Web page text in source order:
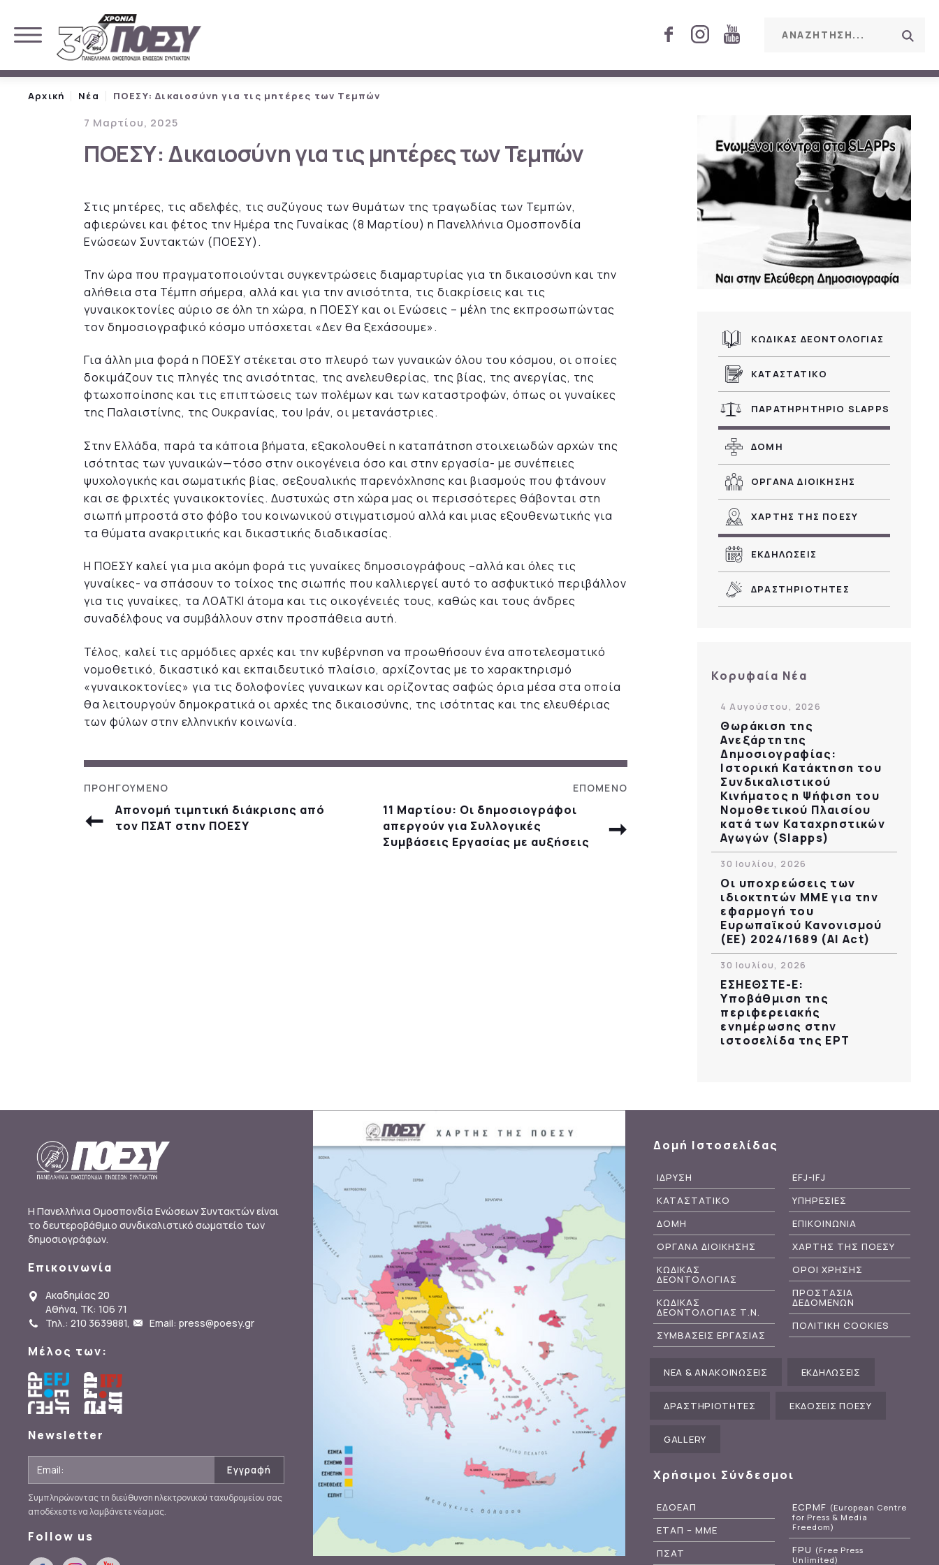
Αρχική Νέα ΠΟΕΣΥ: Δικαιοσύνη για τις μητέρες των Τεμπών
7 Μαρτίου, 2025
ΠΟΕΣΥ: Δικαιοσύνη για τις μητέρες των Τεμπών
Στις μητέρες, τις αδελφές, τις συζύγους των θυμάτων της τραγωδίας των Τεμπών,
αφιερώνει και φέτος την Ημέρα της Γυναίκας (8 Μαρτίου) η Πανελλήνια Ομοσπονδία
Ενώσεων Συντακτών (ΠΟΕΣΥ).
Την ώρα που πραγματοποιούνται συγκεντρώσεις διαμαρτυρίας για τη δικαιοσύνη και την
αλήθεια στα Τέμπη σήμερα, αλλά και για την ανισότητα, τις διακρίσεις και τις
γυναικοκτονίες αύριο σε όλη τη χώρα, η ΠΟΕΣΥ και οι Ενώσεις – μέλη της εκπροσωπώντας
τον δημοσιογραφικό κόσμο υπόσχεται «Δεν θα ξεχάσουμε».
Για άλλη μια φορά η ΠΟΕΣΥ στέκεται στο πλευρό των γυναικών όλου του κόσμου, οι οποίες
δοκιμάζουν τις πληγές της ανισότητας, της ανελευθερίας, της βίας, της ανεργίας, της
φτωχοποίησης και τις επιπτώσεις των πολέμων και των καταστροφών, όπως οι γυναίκες
της Παλαιστίνης, της Ουκρανίας, του Ιράν, οι μετανάστριες.
Στην Ελλάδα, παρά τα κάποια βήματα, εξακολουθεί η καταπάτηση στοιχειωδών αρχών της
ισότητας των γυναικών—τόσο στην οικογένεια όσο και στην εργασία- με συνέπειες
ψυχολογικής και σωματικής βίας, σεξουαλικής παρενόχλησης και βιασμούς που φτάνουν
και σε φριχτές γυναικοκτονίες. Δυστυχώς στη χώρα μας οι περισσότερες θάβονται στη
σιωπή μπροστά στο φόβο του κοινωνικού στιγματισμού αλλά και μιας εξουθενωτικής για
τα θύματα ανακριτικής και δικαστικής διαδικασίας.
Η ΠΟΕΣΥ καλεί για μια ακόμη φορά τις γυναίκες δημοσιογράφους –αλλά και όλες τις
γυναίκες- να σπάσουν το τοίχος της σιωπής που καλλιεργεί αυτό το ασφυκτικό περιβάλλον
για τις γυναίκες, τα ΛΟΑΤΚΙ άτομα και τις οικογένειές τους, καθώς και τους άνδρες
συναδέλφους να συμβάλλουν στην προσπάθεια αυτή.
Τέλος, καλεί τις αρμόδιες αρχές και την κυβέρνηση να προωθήσουν ένα αποτελεσματικό
νομοθετικό, δικαστικό και εκπαιδευτικό πλαίσιο, αρχίζοντας με το χαρακτηρισμό
«γυναικοκτονίες» για τις δολοφονίες γυναικων και ορίζοντας σαφώς όρια μέσα στα οποία
θα λειτουργούν δημοκρατικά οι αρχές της δικαιοσύνης, της ισότητας και της ελευθέριας
των φύλων στην ελληνικήν κοινωνία.
Απονομή τιμητική διάκρισης από
τον ΠΣΑΤ στην ΠΟΕΣΥ
11 Μαρτίου: Οι δημοσιογράφοι
απεργούν για Συλλογικές
Συμβάσεις Εργασίας με αυξήσεις
ΚΩΔΙΚΑΣ ΔΕΟΝΤΟΛΟΓΙΑΣ
ΚΑΤΑΣΤΑΤΙΚΟ
ΠΑΡΑΤΗΡΗΤΗΡΙΟ SLAPPS
ΔΟΜΗ
ΟΡΓΑΝΑ ΔΙΟΙΚΗΣΗΣ
ΧΑΡΤΗΣ ΤΗΣ ΠΟΕΣΥ
ΕΚΔΗΛΩΣΕΙΣ
ΔΡΑΣΤΗΡΙΟΤΗΤΕΣ
Κορυφαία Νέα
4 Αυγούστου, 2026
Θωράκιση της
Ανεξάρτητης
Δημοσιογραφίας:
Ιστορική Κατάκτηση του
Συνδικαλιστικού
Κινήματος η Ψήφιση του
Νομοθετικού Πλαισίου
κατά των Καταχρηστικών
Αγωγών (Slapps)
30 Ιουλίου, 2026
Οι υποχρεώσεις των
ιδιοκτητών ΜΜΕ για την
εφαρμογή του
Ευρωπαϊκού Κανονισμού
(ΕΕ) 2024/1689 (AI Act)
30 Ιουλίου, 2026
ΕΣΗΕΘΣΤΕ-Ε:
Υποβάθμιση της
περιφερειακής
ενημέρωσης στην
ιστοσελίδα της ΕΡΤ
Η Πανελλήνια Ομοσπονδία Ενώσεων Συντακτών είναι
το δευτεροβάθμιο συνδικαλιστικό σωματείο των
δημοσιογράφων.
Επικοινωνία
Ακαδημίας 20
Αθήνα, ΤΚ: 106 71
Τηλ.: 210 3639881, Email: press@poesy.gr
Μέλος των:
Newsletter
Συμπληρώνοντας τη διεύθυνση ηλεκτρονικού ταχυδρομείου σας
αποδέχεστε να λαμβάνετε νέα μας.
Follow us
Δομή Ιστοσελίδας
ΙΔΡΥΣΗ
ΚΑΤΑΣΤΑΤΙΚΟ
ΔΟΜΗ
ΟΡΓΑΝΑ ΔΙΟΙΚΗΣΗΣ
ΚΩΔΙΚΑΣ
ΔΕΟΝΤΟΛΟΓΙΑΣ
ΚΩΔΙΚΑΣ
ΔΕΟΝΤΟΛΟΓΙΑΣ Τ.Ν.
ΣΥΜΒΑΣΕΙΣ ΕΡΓΑΣΙΑΣ
EFJ-IFJ
ΥΠΗΡΕΣΙΕΣ
ΕΠΙΚΟΙΝΩΝΙΑ
ΧΑΡΤΗΣ ΤΗΣ ΠΟΕΣΥ
ΟΡΟΙ ΧΡΗΣΗΣ
ΠΡΟΣΤΑΣΙΑ
ΔΕΔΟΜΕΝΩΝ
ΠΟΛΙΤΙΚΗ COOKIES
ΝΕΑ & ΑΝΑΚΟΙΝΩΣΕΙΣ ΕΚΔΗΛΩΣΕΙΣ
ΔΡΑΣΤΗΡΙΟΤΗΤΕΣ ΕΚΔΟΣΕΙΣ ΠΟΕΣΥ
GALLERY
Χρήσιμοι Σύνδεσμοι
ΕΔΟΕΑΠ
ΕΤΑΠ – ΜΜΕ
ΠΣΑΤ
ECPMF (European Centre
for Press & Media
Freedom)
FPU (Free Press
Unlimited)